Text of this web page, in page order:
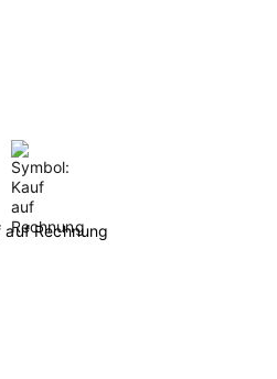
auf Rechnung